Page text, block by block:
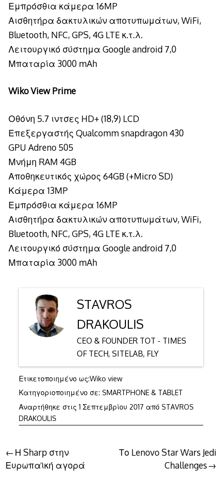
Εμπρόσθια κάμερα 16MP
Αισθητήρα δακτυλικών αποτυπωμάτων, WiFi,
Bluetooth, NFC, GPS, 4G LTE κ.τ.λ.
Λειτουργικό σύστημα Google android 7,0
Μπαταρία 3000 mAh
Wiko View Prime
Οθόνη 5.7 ιντσες HD+ (18,9) LCD
Επεξεργαστής Qualcomm snapdragon 430
GPU Adreno 505
Μνήμη RAM 4GB
Αποθηκευτικός χώρος 64GB (+Micro SD)
Κάμερα 13MP
Εμπρόσθια κάμερα 16MP
Αισθητήρα δακτυλικών αποτυπωμάτων, WiFi,
Bluetooth, NFC, GPS, 4G LTE κ.τ.λ.
Λειτουργικό σύστημα Google android 7,0
Μπαταρία 3000 mAh
STAVROS
DRAKOULIS
CEO & FOUNDER TOT - TIMES
OF TECH, SITELAB, FLY
Ετικετοποιημένο ως:Wiko view
Κατηγοριοποιημένο σε: SMARTPHONE & TABLET
Αναρτήθηκε στις 1 Σεπτεμβρίου 20171 από STAVROS
DRAKOULIS
Πλοήγηση
άρθρων
Η Sharp στην
Ευρωπαϊκή αγορά
Το Lenovo Star Wars Jedi
Challenges